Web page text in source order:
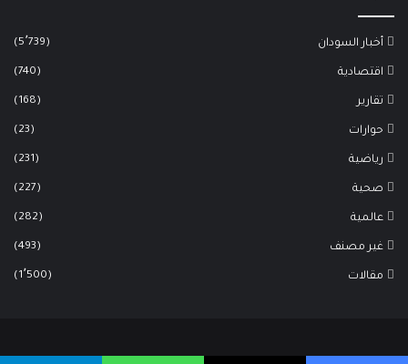
أخبار السودان (5٬739)
اقتصادية (740)
تقارير (168)
حوارات (23)
رياضية (231)
صحية (227)
عالمية (282)
غير مصنف (493)
مقالات (1٬500)